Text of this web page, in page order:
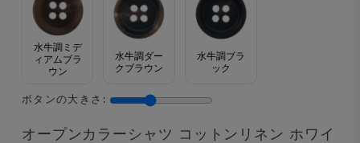
オープンカラーシャツ コットンリネン ホワイ
水牛調ミデ
ィアムブラ
ウン
水牛調ダー
クブラウン
水牛調ブラ
ック
ボタンの大きさ: